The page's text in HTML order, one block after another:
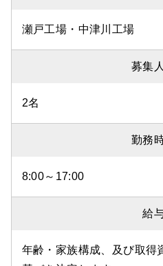
瀬戸工場・中津川工場
募集
2名
勤務
8:00～17:00
給
年齢・家族構成、及び取得